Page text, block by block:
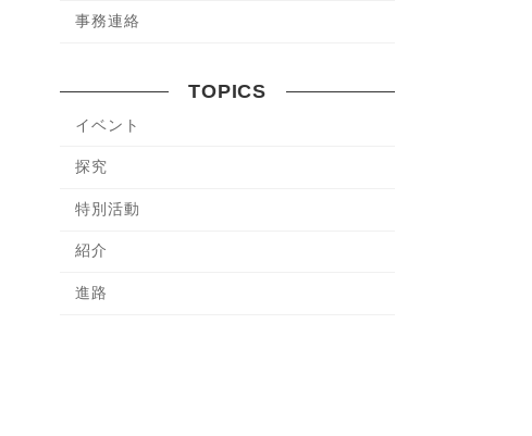
事務連絡
TOPICS
イベント
探究
特別活動
紹介
進路